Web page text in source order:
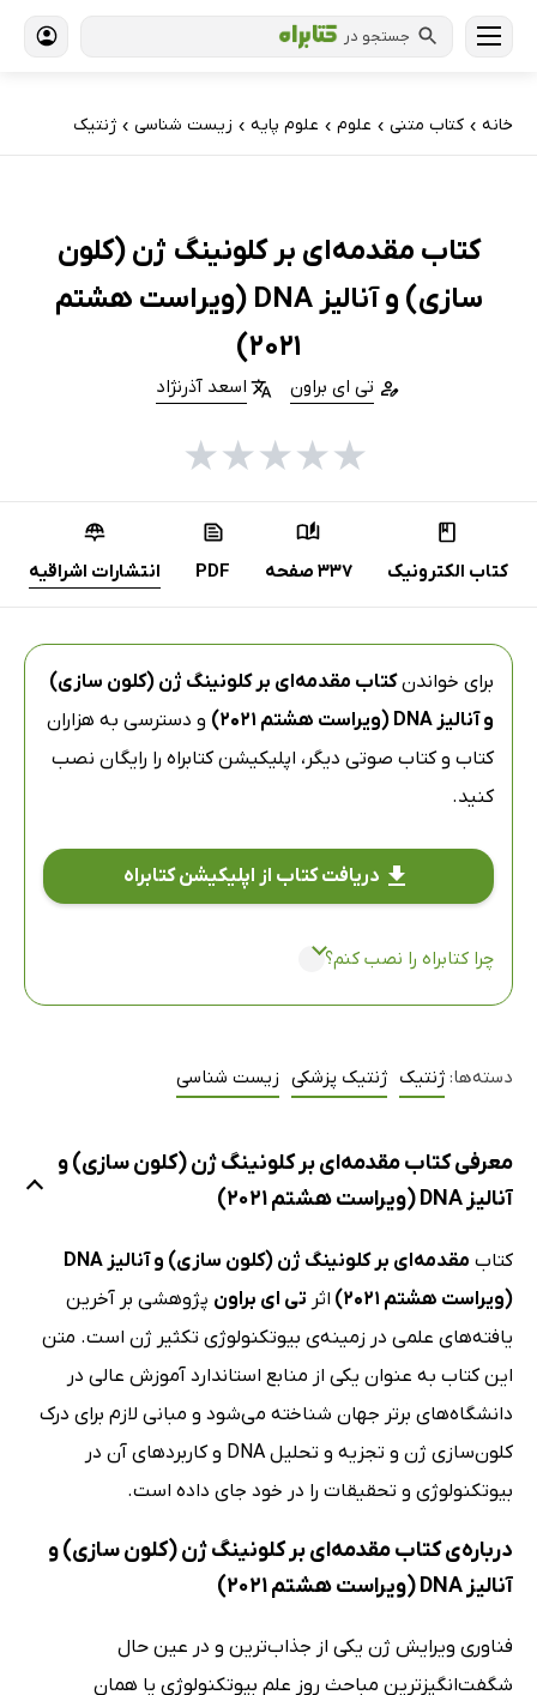
جستجو در
خانه › کتاب‌ متنی › علوم › علوم پایه › زیست شناسی › ژنتیک
کتاب مقدمه‌ای بر کلونینگ ژن (کلون
سازی) و آنالیز DNA (ویراست هشتم
2021)
تی ای براون اسعد آذرنژاد
★
★
★
★
★
کتاب الکترونیک 337 صفحه PDF انتشارات اشراقیه
برای خواندنکتاب مقدمه‌ای بر کلونینگ ژن (کلون سازی)
و آنالیز DNA (ویراست هشتم 2021)
و دسترسی به هزاران
کتاب و کتاب صوتی دیگر، اپلیکیشن کتابراه را رایگان نصب
کنید.
دریافت کتاب از اپلیکیشن کتابراه
چرا کتابراه را نصب کنم؟
دسته‌ها: ژنتیک ژنتیک پزشکی زیست شناسی
معرفی کتاب مقدمه‌ای بر کلونینگ ژن (کلون سازی) و
آنالیز DNA (ویراست هشتم 2021)
کتاب
مقدمه‌ای بر کلونینگ ژن (کلون سازی) و آنالیز DNA
(ویراست هشتم 2021)
اثر تی ای براون پژوهشی بر آخرین
یافته‌های علمی در زمینه‌ی بیوتکنولوژی تکثیر ژن است. متن
این کتاب به عنوان یکی از منابع استاندارد آموزش عالی در
دانشگاه‌های برتر جهان شناخته می‌شود و مبانی لازم برای درک
کلون‌سازی ژن و تجزیه و تحلیل DNA و کاربردهای آن در
بیوتکنولوژی و تحقیقات را در خود جای داده است.
درباره‌ی کتاب مقدمه‌ای بر کلونینگ ژن (کلون سازی) و
آنالیز DNA (ویراست هشتم 2021)
فناوری ویرایش ژن یکی از جذاب‌ترین و در عین حال
شگفت‌انگیزترین مباحث روز علم بیوتکنولوژی یا همان